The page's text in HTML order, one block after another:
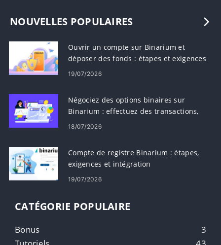
NOUVELLES POPULAIRES
Ouvrir un compte sur Binarium et
déposer des fonds : étapes et exigences
19/07/2026
Négociez des options binaires sur
Binarium : effectuez des transactions,
lisez des graphiques, gérez les risques
18/07/2026
Compte de registre Binarium : étapes,
exigences et intégration
19/07/2026
CATÉGORIE POPULAIRE
Bonus
3